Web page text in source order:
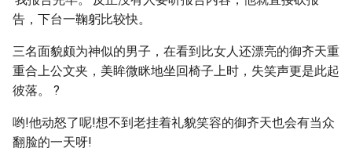
告，下台一鞠躬比较快。
三名面貌颇为神似的男子，在看到比女人还漂亮的御齐天重
重合上公文夹，美眸微眯地坐回椅子上时，失笑声更是此起
彼落。 ?
哟!他动怒了呢!想不到老挂着礼貌笑容的御齐天也会有当众
翻脸的一天呀!